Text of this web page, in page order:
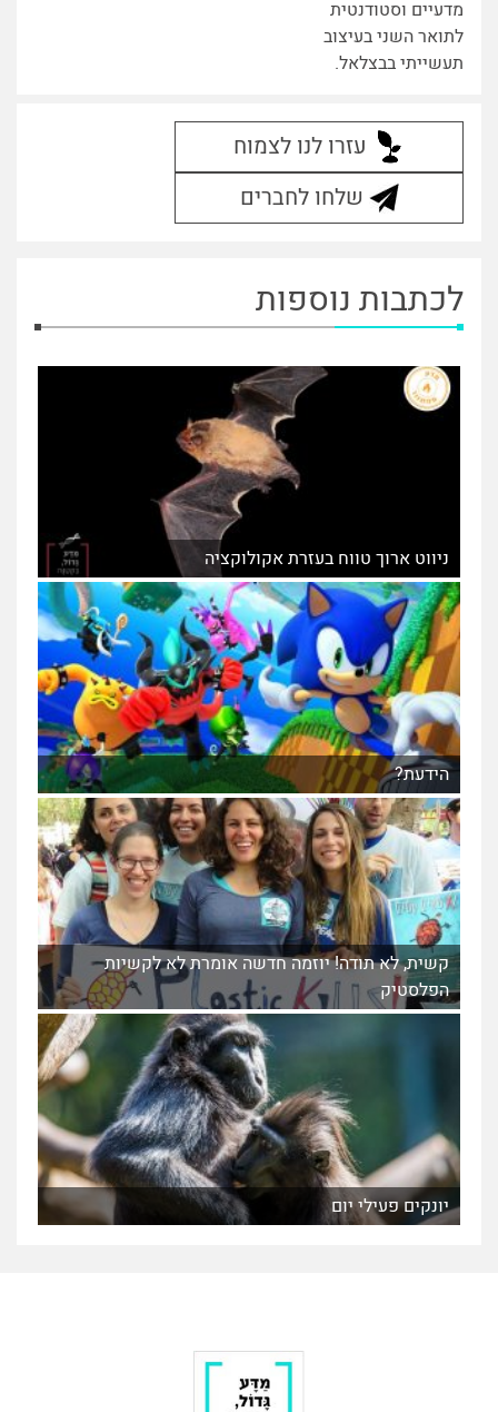
מדעיים וסטודנטית
לתואר השני בעיצוב
תעשייתי בבצלאל.
עזרו לנו לצמוח
שלחו לחברים
לכתבות נוספות
ניווט ארוך טווח בעזרת אקולוקציה
הידעת?
קשית, לא תודה! יוזמה חדשה אומרת לא לקשיות
הפלסטיק
יונקים פעילי יום